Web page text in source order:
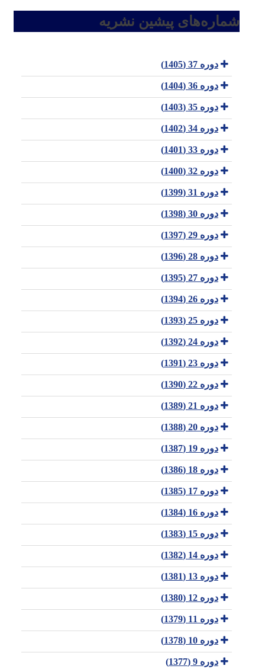
شماره‌های پیشین نشریه
دوره 37 (1405)
دوره 36 (1404)
دوره 35 (1403)
دوره 34 (1402)
دوره 33 (1401)
دوره 32 (1400)
دوره 31 (1399)
دوره 30 (1398)
دوره 29 (1397)
دوره 28 (1396)
دوره 27 (1395)
دوره 26 (1394)
دوره 25 (1393)
دوره 24 (1392)
دوره 23 (1391)
دوره 22 (1390)
دوره 21 (1389)
دوره 20 (1388)
دوره 19 (1387)
دوره 18 (1386)
دوره 17 (1385)
دوره 16 (1384)
دوره 15 (1383)
دوره 14 (1382)
دوره 13 (1381)
دوره 12 (1380)
دوره 11 (1379)
دوره 10 (1378)
دوره 9 (1377)